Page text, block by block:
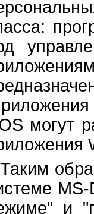
могут
Таким
и